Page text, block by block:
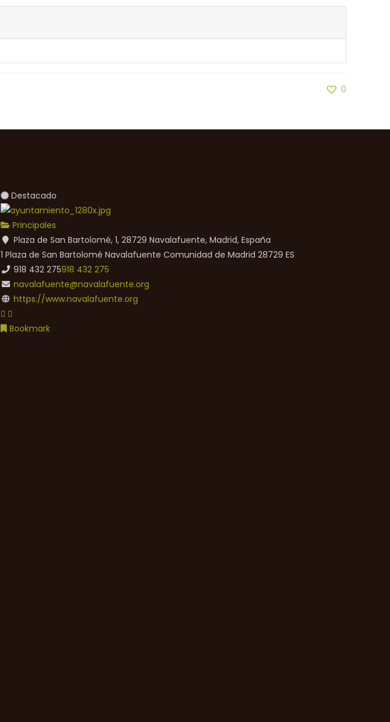
0
Destacado
Principales
Plaza de San Bartolomé, 1, 28729 Navalafuente, Madrid, España
1 Plaza de San Bartolomé Navalafuente Comunidad de Madrid 28729 ES
918 432 275918 432 275
navalafuente@navalafuente.org
https://www.navalafuente.org
Bookmark